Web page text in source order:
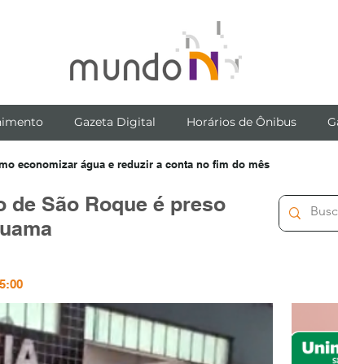
Gazeta Digital Horários de Ônibus
economizar água e reduzir a conta no fim do mês
São Roque é preso